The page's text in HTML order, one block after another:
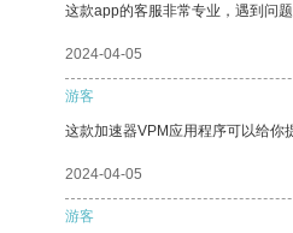
这款app的客服非常专业，遇到问
2024-04-05
游客
这款加速器VPM应用程序可以给你
2024-04-05
游客